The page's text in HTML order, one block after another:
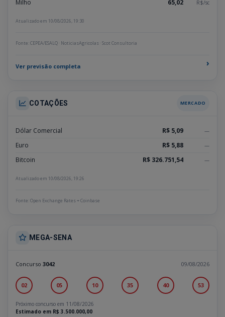
Milho 65,02 R$/sc
Atualizado em 10/08/2026, 19:30
Fonte: CEPEA/ESALQ · NoticiasAgricolas · Scot Consultoria
Ver previsão completa ›
COTAÇÕES MERCADO
Dólar Comercial R$ 5,09 —
Euro R$ 5,88 —
Bitcoin R$ 326.751,54 —
Atualizado em 10/08/2026, 19:26
Fonte: Open Exchange Rates + Coinbase
MEGA-SENA
Concurso 3042 09/08/2026
02 05 10 35 40 53
Próximo concurso em 11/08/2026
Estimado em R$ 3.500.000,00